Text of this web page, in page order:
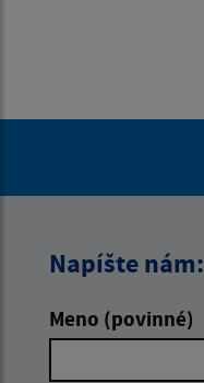
Napíšte nám:
Meno (povinné)